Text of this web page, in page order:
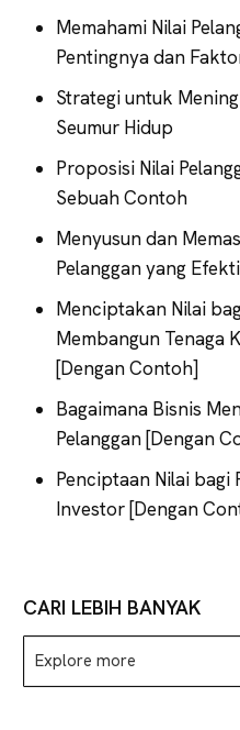
Memahami Nilai
Pentingnya dan
Strategi untuk
Seumur Hidup
Proposisi Nilai
Sebuah Contoh
Menyusun dan
Pelanggan yang
Menciptakan Nilai
Membangun Tenaga
[Dengan Contoh]
Bagaimana Bisnis
Pelanggan [Dengan
Penciptaan Nilai bagi
Investor [Dengan
CARI LEBIH BANYAK
Explore
more